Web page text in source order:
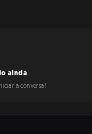
ainda
a conversa!